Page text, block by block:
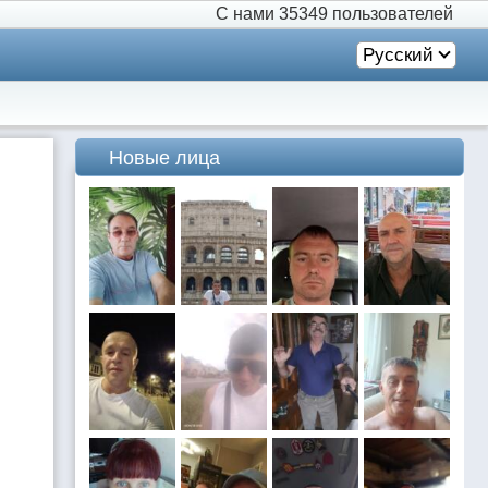
С нами 35349 пользователей
Русский
Новые лица